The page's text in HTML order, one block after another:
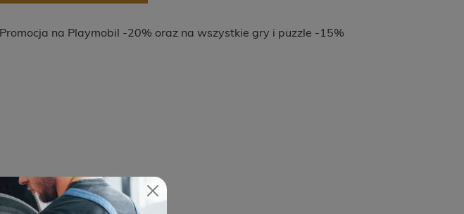
Promocja na Playmobil -20% oraz na wszystkie gry i puzzle -15%